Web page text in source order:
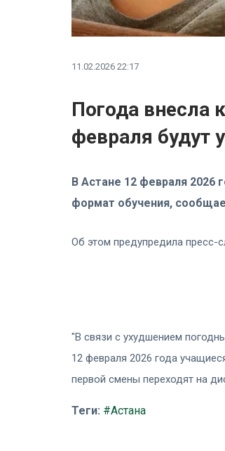
11.02.2026 22:17
Погода внесла
февраля будут
В Астане 12 февраля 2026
формат обучения,
Об этом предупредила пресс-
"В связи с ухудшением
12 февраля 2026 года
первой смены переходят на
Теги: #Астана